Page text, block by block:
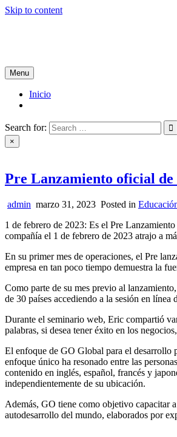
Skip to content
Menu
Inicio
Search for:
×
Pre Lanzamiento oficial
admin marzo 31, 2023 Posted in
1 de febrero de 2023: Es el Pre
compañía el 1 de febrero de 2023 atrajo a
En su primer mes de operaciones, el Pre
empresa en tan poco tiempo demuestra la
Como parte de su mes previo al lanzamiento,
de 30 países accediendo a la sesión en
Durante el seminario web, Eric compartió
palabras, si desea tener éxito en los
El enfoque de GO Global para el desarrollo
enfoque único ha resonado entre las
contenido en inglés, español, francés y
independientemente de su ubicación.
Además, GO tiene como objetivo capacitar
autodesarrollo del mundo, elaborados por